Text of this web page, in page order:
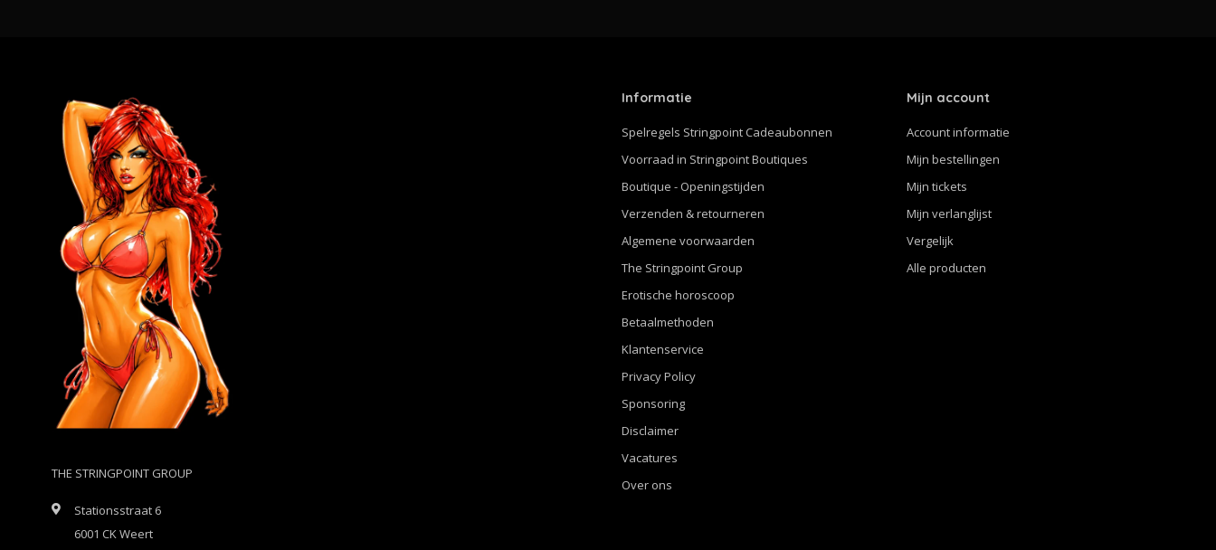
THE STRINGPOINT GROUP
Stationsstraat 6
6001 CK Weert
Informatie
Spelregels Stringpoint Cadeaubonnen
Voorraad in Stringpoint Boutiques
Boutique - Openingstijden
Verzenden & retourneren
Algemene voorwaarden
The Stringpoint Group
Erotische horoscoop
Betaalmethoden
Klantenservice
Privacy Policy
Sponsoring
Disclaimer
Vacatures
Over ons
Mijn account
Account informatie
Mijn bestellingen
Mijn tickets
Mijn verlanglijst
Vergelijk
Alle producten